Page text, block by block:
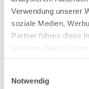
Verwendung unserer
soziale Medien,
Partner führen diese
weiteren Daten
haben oder die sie im
Notwendig
2018
2017